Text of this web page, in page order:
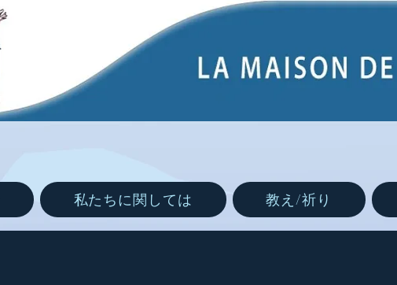
私たちに関しては 教え/祈り